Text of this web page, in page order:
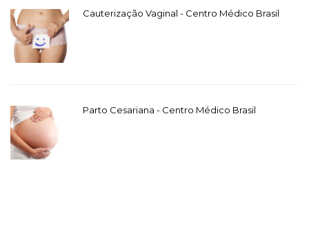
Cauterização Vaginal - Centro Médico Brasil
Parto Cesariana - Centro Médico Brasil